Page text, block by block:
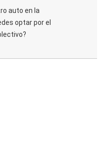
auto en la
optar por el